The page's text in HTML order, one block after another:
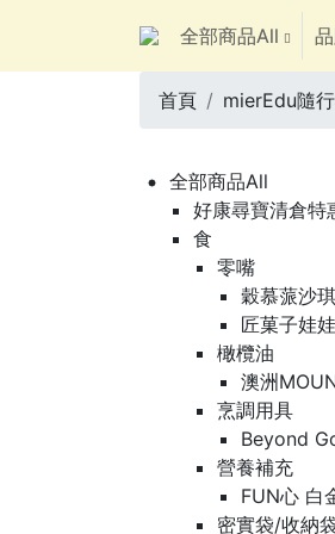
全部商品All
首頁 mierEdu隨
全部商品All
好康尋寶清倉特
食
零嘴
穀慕蒎沙
匠菓子娃
橄欖油
澳洲
烹調用具
Beyond
營養補充
FUN心 白
密實袋/收納